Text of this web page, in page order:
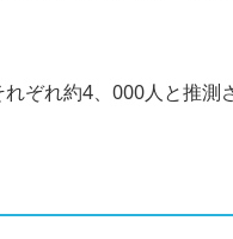
ぞれ約4、000人と推測